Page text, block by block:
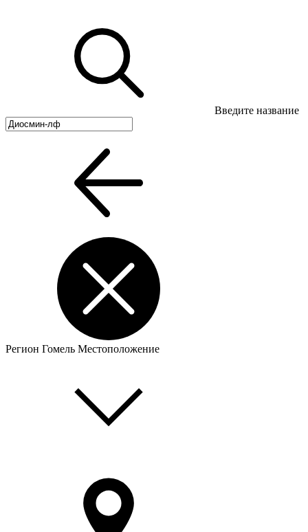
Введите название
Регион Гомель Местоположение